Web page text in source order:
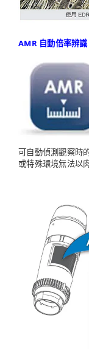
AMR 自動倍率辨識
可自動偵測觀察時
或特殊環境無法以